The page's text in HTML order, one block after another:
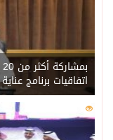
اتفاقيات برنامج عناية
209